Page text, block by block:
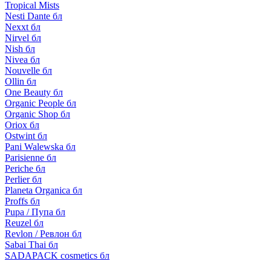
Tropical Mists
Nesti Dante бл
Nexxt бл
Nirvel бл
Nish бл
Nivea бл
Nouvelle бл
Ollin бл
One Beauty бл
Organic People бл
Organic Shop бл
Oriox бл
Ostwint бл
Pani Walewska бл
Parisienne бл
Periche бл
Perlier бл
Planeta Organica бл
Proffs бл
Pupa / Пупа бл
Reuzel бл
Revlon / Ревлон бл
Sabai Thai бл
SADAPACK cosmetics бл